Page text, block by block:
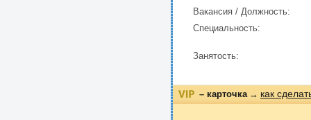
Вакансия / Должность:
Специальность:
Занятость:
– карточка → как